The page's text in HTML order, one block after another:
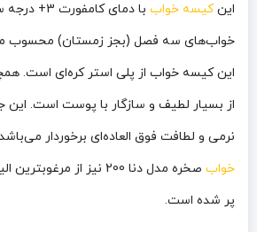
اینکیسه خواب
با دمای
خواب‌های سه فصل (بجز زمستان) محسوب
این کیسه خواب از پلی استر کره‌ای است.
از بسیار لطیف و سازگار با پوست است.
نرمی و لطافت فوق العاده‌ای برخوردار
خواب
صخره مدل دنا 200 نیز از
پر شده است.